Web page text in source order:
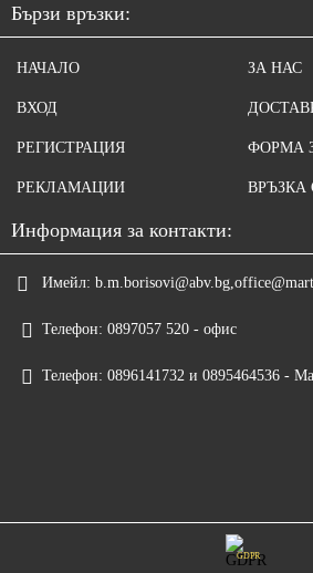
Бързи връзки:
НАЧАЛО
ВХОД
РЕГИСТРАЦИЯ
РЕКЛАМАЦИИ
ЗА НАС
ФОРМА
ВРЪЗКА
Информация за контакти:
Имейл:
Телефон: 0897057 520 - офис
Телефон: 0896141732 и 0895464536 -
GDPR